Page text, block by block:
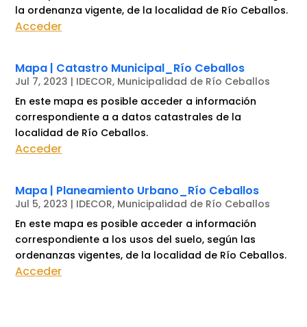
la ordenanza vigente, de la localidad de Río Ceballos.
Acceder
Mapa | Catastro Municipal_Río Ceballos
Jul 7, 2023 | IDECOR, Municipalidad de Río Ceballos
En este mapa es posible acceder a información
correspondiente a a datos catastrales de la
localidad de Río Ceballos.
Acceder
Mapa | Planeamiento Urbano_Río Ceballos
Jul 5, 2023 | IDECOR, Municipalidad de Río Ceballos
En este mapa es posible acceder a información
correspondiente a los usos del suelo, según las
ordenanzas vigentes, de la localidad de Río Ceballos.
Acceder